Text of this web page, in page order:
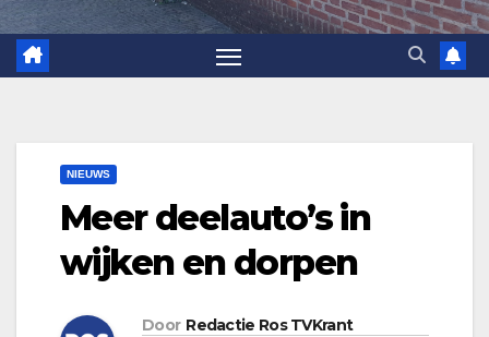
NIEUWS
Meer deelauto’s in
wijken en dorpen
Door Redactie Ros TVKrant